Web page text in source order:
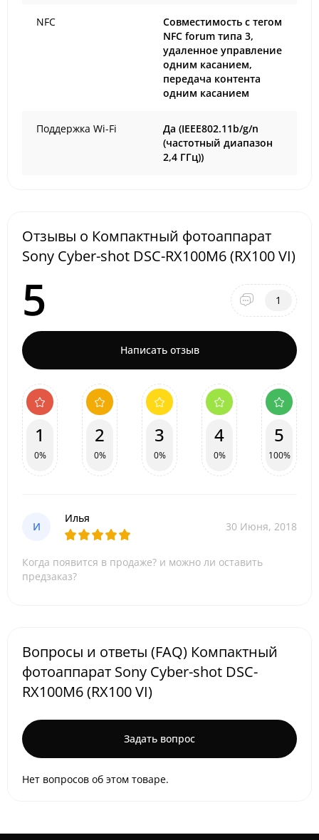
NFC
Совместимость с тегом
NFC forum типа 3,
удаленное управление
одним касанием,
передача контента
одним касанием
Поддержка Wi-Fi
Да (IEEE802.11b/g/n
(частотный диапазон
2,4 ГГц))
Отзывы о Компактный фотоаппарат
Sony Cyber-shot DSC-RX100M6 (RX100 VI)
5 1
Написать отзыв
1
0%
2
0%
3
0%
4
0%
5
100%
И
Илья
30 Июня, 2018
Когда появится в продаже? и можно ли оставить
предзаказ?
Вопросы и ответы (FAQ) Компактный
фотоаппарат Sony Cyber-shot DSC-
RX100M6 (RX100 VI)
Задать вопрос
Нет вопросов об этом товаре.